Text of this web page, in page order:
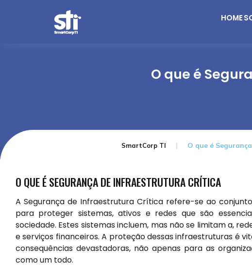
HOME
O que é
SmartCorp TI O que é
O QUE É SEGURANÇA DE INFRAESTRUTURA CRÍTICA
A Segurança de Infraestrutura Crítica refere-se ao
para proteger sistemas, ativos e redes que são
sociedade. Estes sistemas incluem, mas não se limitam a,
e serviços financeiros. A proteção dessas infraestruturas é
consequências devastadoras, não apenas para as
como um todo.